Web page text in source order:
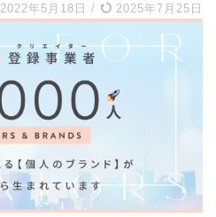
2022年5月18日 / 2025年7月25日